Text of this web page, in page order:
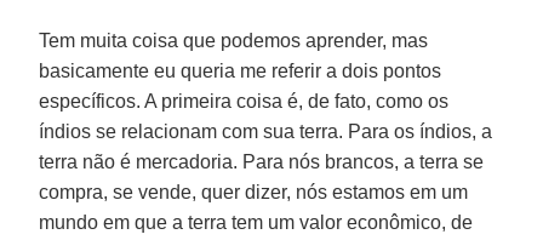
Tem muita coisa que podemos aprender, mas
basicamente eu queria me referir a dois pontos
específicos. A primeira coisa é, de fato, como os
índios se relacionam com sua terra. Para os índios, a
terra não é mercadoria. Para nós brancos, a terra se
compra, se vende, quer dizer, nós estamos em um
mundo em que a terra tem um valor econômico, de